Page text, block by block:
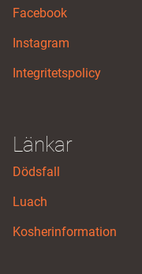
Facebook
Instagram
Integritetspolicy
Länkar
Dödsfall
Luach
Kosherinformation